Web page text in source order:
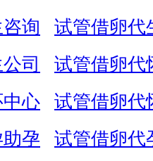
询
试管借卵代
司
试管借卵代
心
试管借卵代
孕
试管借卵代